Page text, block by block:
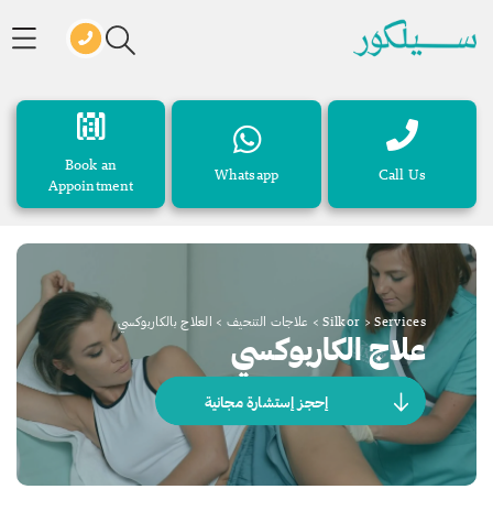
Call Us
Whatsapp
Book an
Appointment
Silkor >Services
> علاجات التنحيف> العلاج بالكاربوكسي
علاج الكاربوكسي
إحجز إستشارة مجانية